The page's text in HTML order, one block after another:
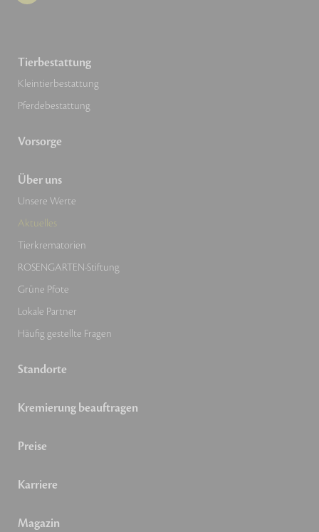
Tierbestattung
Kleintierbestattung
Pferdebestattung
Vorsorge
Über uns
Unsere Werte
Aktuelles
Tierkrematorien
ROSENGARTEN-Stiftung
Grüne Pfote
Lokale Partner
Häufig gestellte Fragen
Standorte
Kremierung beauftragen
Preise
Karriere
Magazin